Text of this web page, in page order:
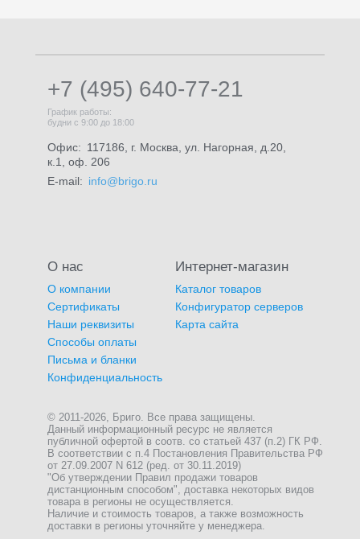
+7 (495) 640-77-21
График работы:
будни с 9:00 до 18:00
Офис: 117186, г. Москва, ул. Нагорная, д.20,
к.1, оф. 206
E-mail: info@brigo.ru
О нас
О компании
Сертификаты
Наши реквизиты
Способы оплаты
Письма и бланки
Конфиденциальность
Интернет-магазин
Каталог товаров
Конфигуратор серверов
Карта сайта
© 2011-2026, Бриго. Все права защищены.
Данный информационный ресурс не является
публичной офертой в соотв. со статьей 437 (п.2) ГК РФ.
В соответствии с п.4 Постановления Правительства РФ
от 27.09.2007 N 612 (ред. от 30.11.2019)
"Об утверждении Правил продажи товаров
дистанционным способом", доставка некоторых видов
товара в регионы не осуществляется.
Наличие и стоимость товаров, а также возможность
доставки в регионы уточняйте у менеджера.